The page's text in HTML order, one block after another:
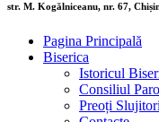
str. M. Kogălniceanu, nr. 67,
Pagina Principală
Biserica
Istoricul
Consiliul
Preoți Slujitori